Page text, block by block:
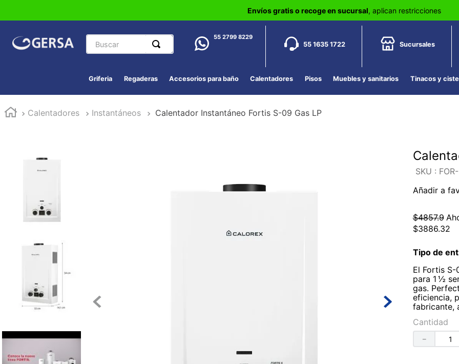
Envíos gratis o recoge en sucursal, aplican restricciones
Buscar 55 2799 8229
55 1635 1722 Sucursales
Griferia Regaderas Accesorios para baño Calentadores Pisos Muebles y sanitarios Tinacos y
Calentadores Instantáneos Calentador Instantáneo Fortis S-09 Gas LP
:
Añadir a
$4857.9
$3886.32
Tipo de
El Fortis S-
para 1 ½
gas.
eficiencia,
fabricante,
Cantidad
－